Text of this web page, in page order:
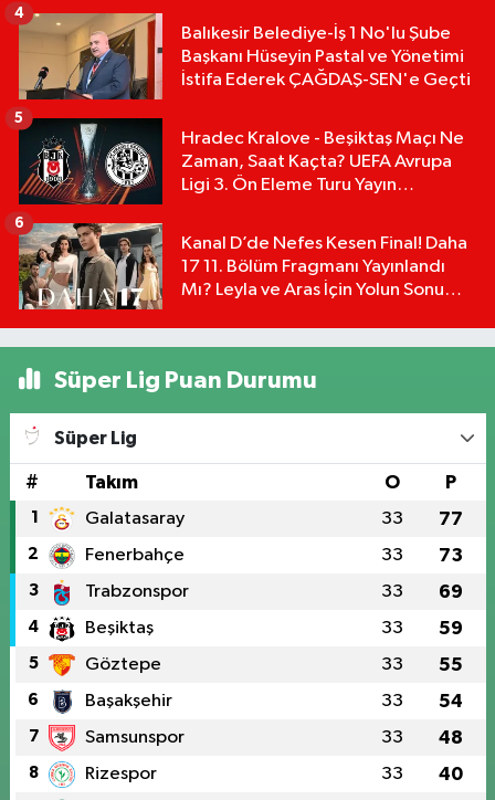
Balıkesir Belediye-İş 1 No'lu Şube
Başkanı Hüseyin Pastal ve Yönetimi
İstifa Ederek ÇAĞDAŞ-SEN'e Geçti
4
Hradec Kralove - Beşiktaş Maçı Ne
Zaman, Saat Kaçta? UEFA Avrupa
Ligi 3. Ön Eleme Turu Yayın
5
Kanal D’de Nefes Kesen Final! Daha
17 11. Bölüm Fragmanı Yayınlandı
Mı? Leyla ve Aras İçin Yolun Sonu
6
Süper Lig Puan Durumu
Süper Lig
# Takım O P
1 Galatasaray 33 77
2 Fenerbahçe 33 73
3 Trabzonspor 33 69
4 Beşiktaş 33 59
5 Göztepe 33 55
6 Başakşehir 33 54
7 Samsunspor 33 48
8 Rizespor 33 40